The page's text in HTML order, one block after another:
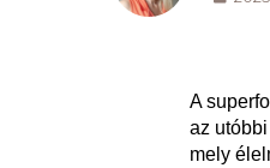
A
az
mely